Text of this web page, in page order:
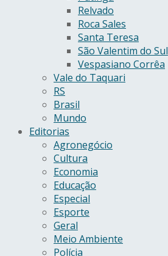
Relvado
Roca Sales
Santa Teresa
São Valentim do Sul
Vespasiano Corrêa
Vale do Taquari
RS
Brasil
Mundo
Editorias
Agronegócio
Cultura
Economia
Educação
Especial
Esporte
Geral
Meio Ambiente
Polícia